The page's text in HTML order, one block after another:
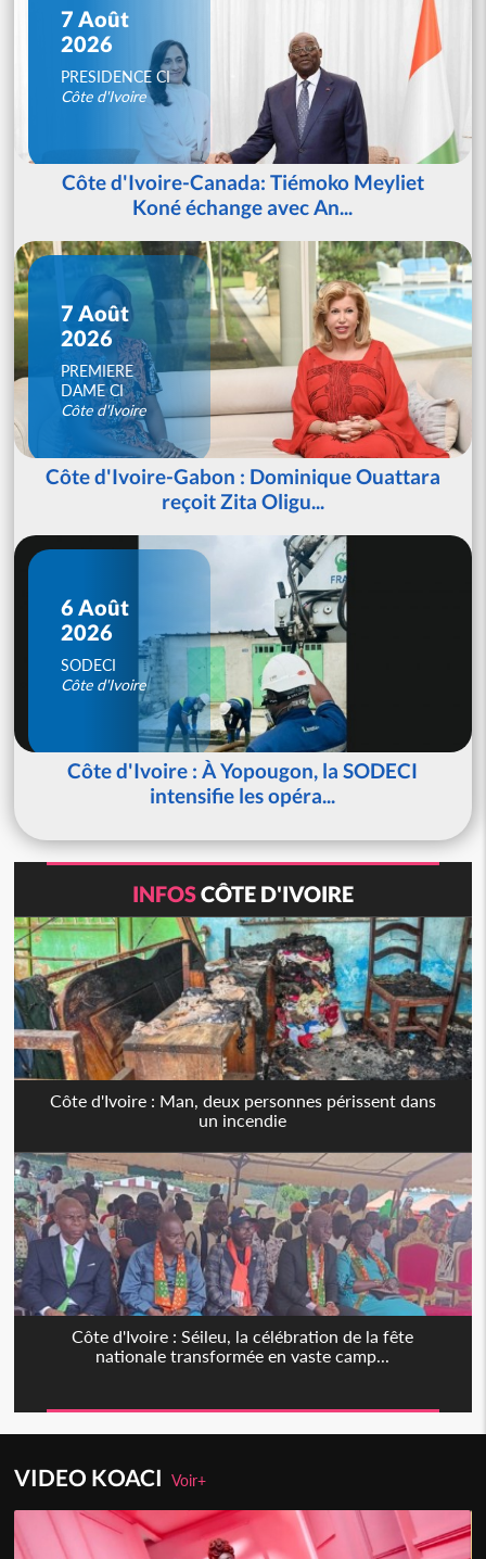
7 Août
2026
PRESIDENCE CI
Côte d'Ivoire
Côte d'Ivoire-Canada: Tiémoko Meyliet
Koné échange avec An...
7 Août
2026
PREMIERE
DAME CI
Côte d'Ivoire
Côte d'Ivoire-Gabon : Dominique Ouattara
reçoit Zita Oligu...
6 Août
2026
SODECI
Côte d'Ivoire
Côte d'Ivoire : À Yopougon, la SODECI
intensifie les opéra...
INFOSCÔTE D'IVOIRE
Côte d'Ivoire : Man, deux personnes périssent dans
un incendie
Côte d'Ivoire : Séileu, la célébration de la fête
nationale transformée en vaste camp...
VIDEO KOACIVoir+